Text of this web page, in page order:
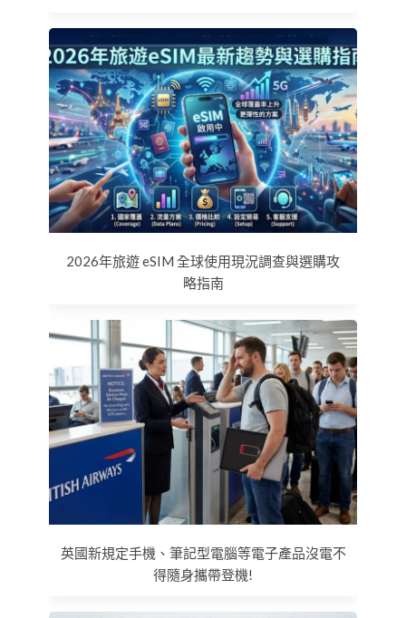
2026年旅遊 eSIM 全球使用現況調查與選購攻
略指南
英國新規定手機、筆記型電腦等電子產品沒電不
得隨身攜帶登機!